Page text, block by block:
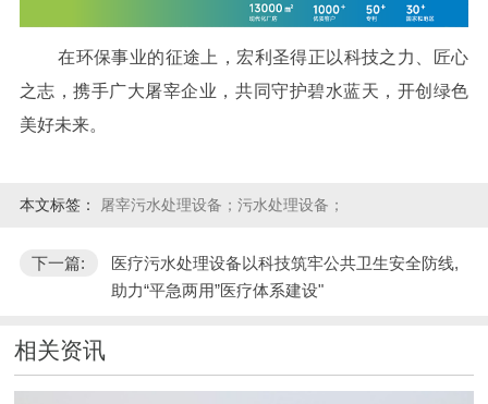
在环保事业的征途上，宏利圣得正以科技之力、匠心
之志，携手广大屠宰企业，共同守护碧水蓝天，开创绿色
美好未来。
本文标签： 屠宰污水处理设备；污水处理设备；
下一篇:
医疗污水处理设备以科技筑牢公共卫生安全防线,
助力“平急两用”医疗体系建设"
相关资讯